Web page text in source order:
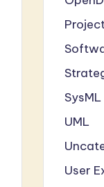
SysML
UML
User